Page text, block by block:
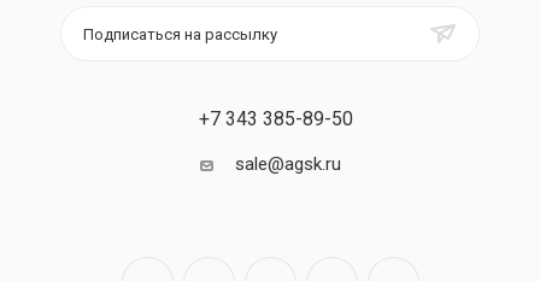
Подписаться на рассылку
+7 343 385-89-50
sale@agsk.ru